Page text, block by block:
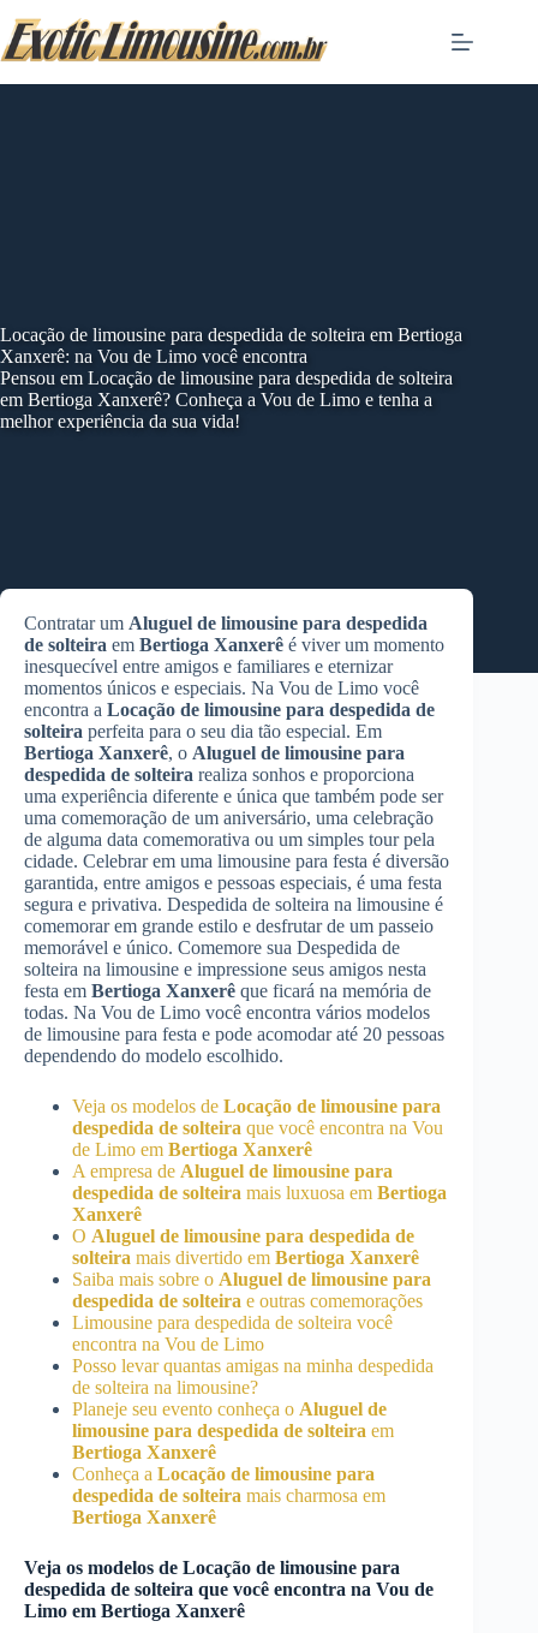
to
content
Locação de limousine para despedida de solteira em Bertioga
Xanxerê: na Vou de Limo você encontra
Pensou em Locação de limousine para despedida de solteira
em Bertioga Xanxerê? Conheça a Vou de Limo e tenha a
melhor experiência da sua vida!
Contratar um Aluguel de limousine para despedida
de solteira em Bertioga Xanxerê é viver um momento
inesquecível entre amigos e familiares e eternizar
momentos únicos e especiais. Na Vou de Limo você
encontra a Locação de limousine para despedida de
solteira perfeita para o seu dia tão especial. Em
Bertioga Xanxerê, o Aluguel de limousine para
despedida de solteira realiza sonhos e proporciona
uma experiência diferente e única que também pode ser
uma comemoração de um aniversário, uma celebração
de alguma data comemorativa ou um simples tour pela
cidade. Celebrar em uma limousine para festa é diversão
garantida, entre amigos e pessoas especiais, é uma festa
segura e privativa. Despedida de solteira na limousine é
comemorar em grande estilo e desfrutar de um passeio
memorável e único. Comemore sua Despedida de
solteira na limousine e impressione seus amigos nesta
festa em Bertioga Xanxerê que ficará na memória de
todas. Na Vou de Limo você encontra vários modelos
de limousine para festa e pode acomodar até 20 pessoas
dependendo do modelo escolhido.
Veja os modelos de Locação de limousine para
despedida de solteira que você encontra na Vou
de Limo em Bertioga Xanxerê
A empresa de Aluguel de limousine para
despedida de solteira mais luxuosa em Bertioga
Xanxerê
O Aluguel de limousine para despedida de
solteira mais divertido em Bertioga Xanxerê
Saiba mais sobre o Aluguel de limousine para
despedida de solteira e outras comemorações
Limousine para despedida de solteira você
encontra na Vou de Limo
Posso levar quantas amigas na minha despedida
de solteira na limousine?
Planeje seu evento conheça o Aluguel de
limousine para despedida de solteira em
Bertioga Xanxerê
Conheça a Locação de limousine para
despedida de solteira mais charmosa em
Bertioga Xanxerê
Veja os modelos de Locação de limousine para
despedida de solteira que você encontra na Vou de
Limo em Bertioga Xanxerê